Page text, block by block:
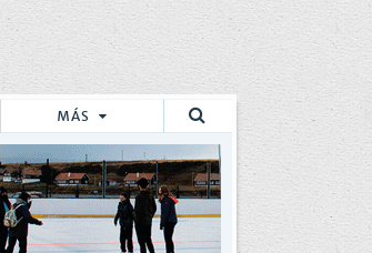
MÁS
Buscar